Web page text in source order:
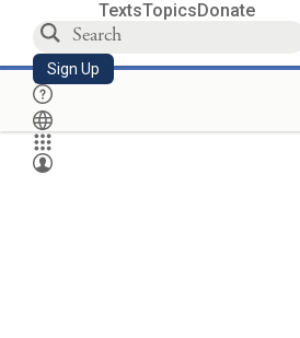
TextsTopicsDonate
Sign Up